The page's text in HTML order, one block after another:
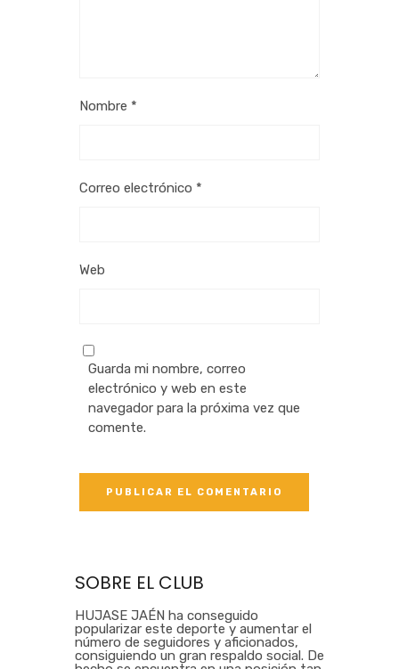
Nombre *
Correo electrónico *
Web
Guarda mi nombre, correo
electrónico y web en este
navegador para la próxima vez que
comente.
SOBRE EL CLUB
HUJASE JAÉN ha conseguido
popularizar este deporte y aumentar el
número de seguidores y aficionados,
consiguiendo un gran respaldo social. De